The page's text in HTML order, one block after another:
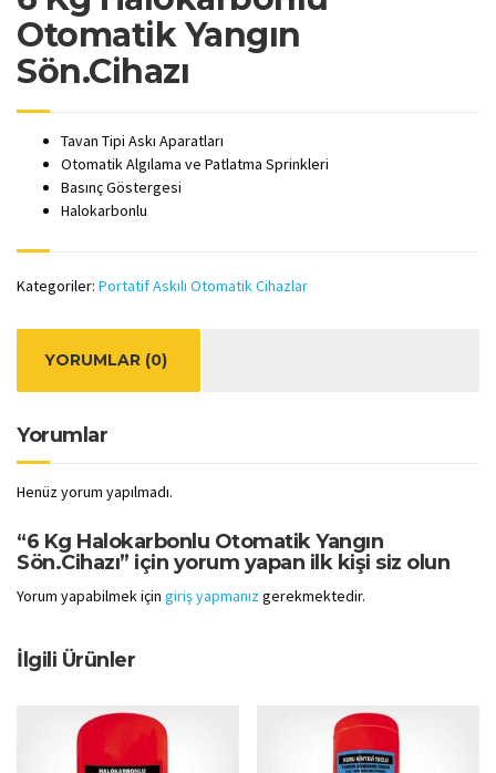
Otomatik Yangın
Sön.Cihazı
Tavan Tipi Askı Aparatları
Otomatik Algılama ve Patlatma Sprinkleri
Basınç Göstergesi
Halokarbonlu
Kategoriler: Portatif Askılı Otomatik Cihazlar
YORUMLAR (0)
Yorumlar
Henüz yorum yapılmadı.
“6 Kg Halokarbonlu Otomatik Yangın
Sön.Cihazı” için yorum yapan ilk kişi siz olun
Yorum yapabilmek için giriş yapmanızgerekmektedir.
İlgili Ürünler